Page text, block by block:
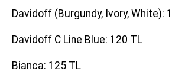
Davidoff (Burgundy, Ivory, White):
Davidoff C Line Blue: 120 TL
Bianca: 125 TL